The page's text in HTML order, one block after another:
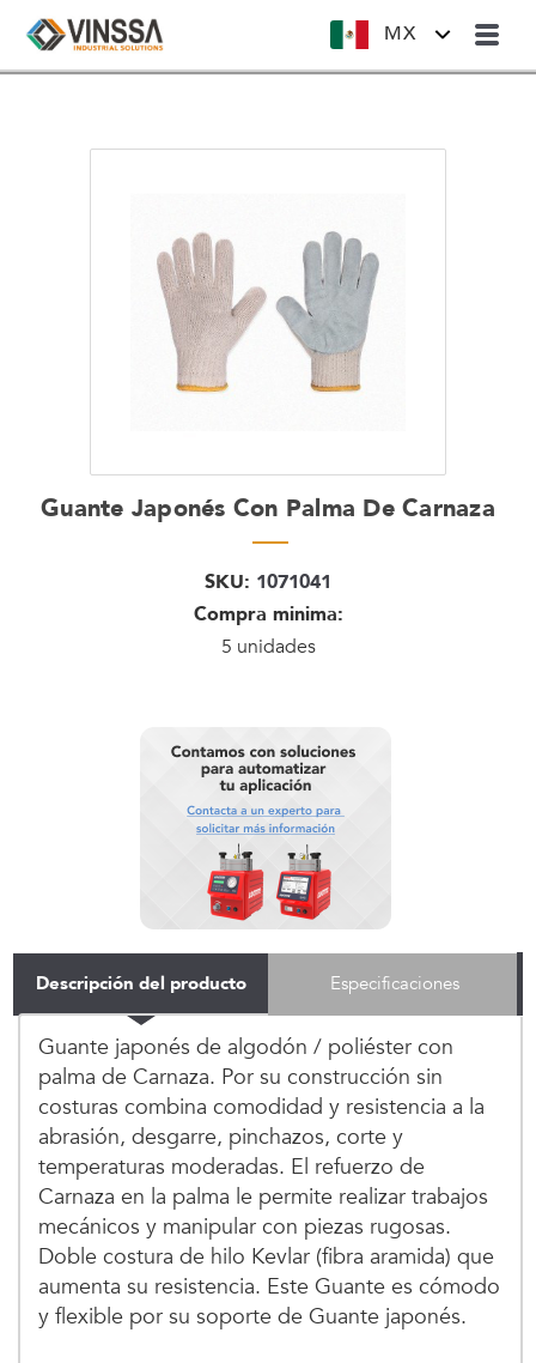
MX
Guante Japonés Con Palma De Carnaza
SKU: 1071041
Compra minima:
5 unidades
Descripción del producto
Guante japonés de algodón / poliéster con
palma de Carnaza. Por su construcción sin
costuras combina comodidad y resistencia a la
abrasión, desgarre, pinchazos, corte y
temperaturas moderadas. El refuerzo de
Carnaza en la palma le permite realizar trabajos
mecánicos y manipular con piezas rugosas.
Doble costura de hilo Kevlar (fibra aramida) que
aumenta su resistencia. Este Guante es cómodo
y flexible por su soporte de Guante japonés.
Especificaciones